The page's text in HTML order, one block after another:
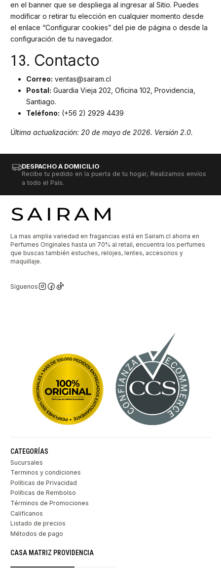
en el banner que se despliega al ingresar al Sitio. Puedes
modificar o retirar tu elección en cualquier momento desde
el enlace “Configurar cookies” del pie de página o desde la
configuración de tu navegador.
13. Contacto
Correo: ventas@sairam.cl
Postal: Guardia Vieja 202, Oficina 102, Providencia,
Santiago.
Teléfono: (+56 2) 2929 4439
Última actualización: 20 de mayo de 2026. Versión 2.0.
DESPACHO A DOMICILIO
Recibe tu pedido en la puerta de tu hogar, Realizamos envíos
a todo el País.
La mas amplia variedad en fragancias está en Sairam.cl ahorra en
Perfumes Originales hasta un 70% al retail, encuentra los perfumes
que buscas también estuches, relojes, lentes, accesorios y
maquillaje.
Síguenos
CATEGORÍAS
Sucursales
Terminos y condiciones
Políticas de Privacidad
Políticas de Rembolso
Términos de Promociones
Califícanos
Listado de precios
Métodos de pago
CASA MATRIZ PROVIDENCIA